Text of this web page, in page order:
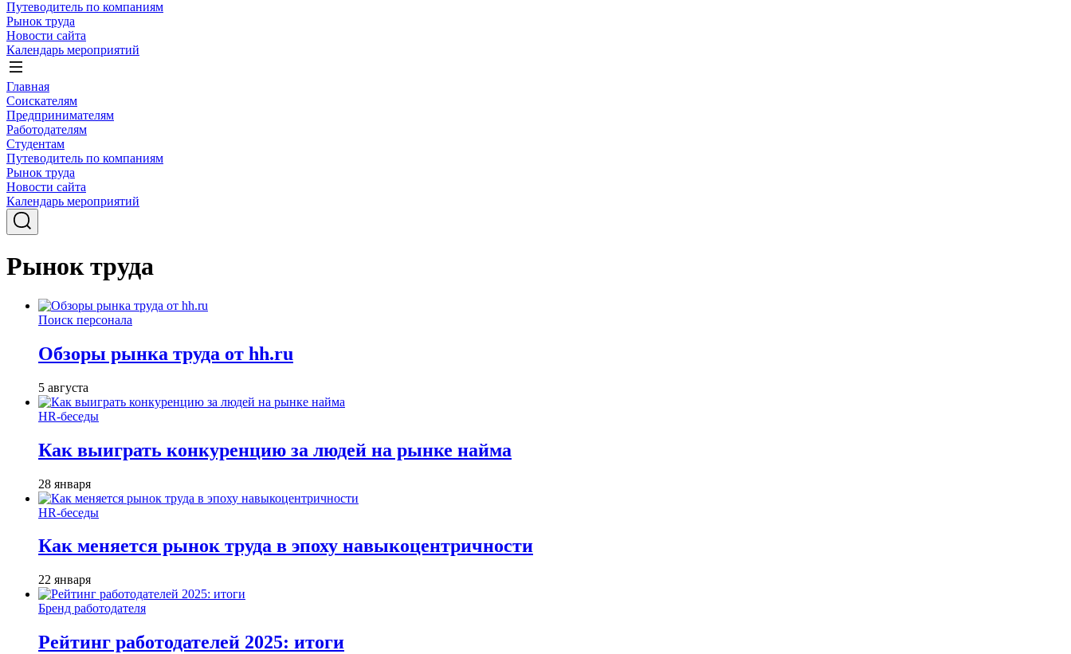
Путеводитель по компаниям
Рынок труда
Новости сайта
Календарь мероприятий
Главная
Соискателям
Предпринимателям
Работодателям
Студентам
Путеводитель по компаниям
Рынок труда
Новости сайта
Календарь мероприятий
Рынок труда
Поиск персонала
Обзоры рынка труда от hh.ru
5 августа
HR-беседы
Как выиграть конкуренцию за людей на рынке найма
28 января
HR-беседы
Как меняется рынок труда в эпоху навыкоцентричности
22 января
Бренд работодателя
Рейтинг работодателей 2025: итоги